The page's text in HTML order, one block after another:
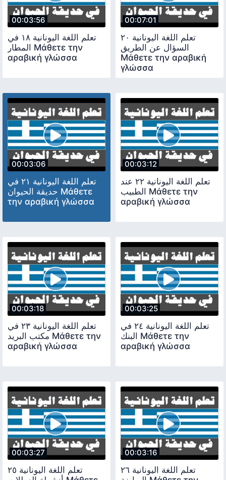
00:03:56
تعلم اللغة اليونانية ١٨ في
المطار Μάθετε την
αραβική γλώσσα
00:07:01
تعلم اللغة اليونانية ٢٠
السؤال عن الطريق
Μάθετε την αραβική
γλώσσα
00:03:06
تعلم اللغة اليونانية ٢١ في
حديقة الحيوان Μάθετε
την αραβική γλώσσα
00:03:12
تعلم اللغة اليونانية ٢٢ عند
الطبيب Μάθετε την
αραβική γλώσσα
00:03:18
تعلم اللغة اليونانية ٢٣ في
مكتب البريد Μάθετε την
αραβική γλώσσα
00:03:25
تعلم اللغة اليونانية ٢٤ في
البنك Μάθετε την
αραβική γλώσσα
00:03:27
تعلم اللغة اليونانية ٢٥
00:03:16
تعلم اللغة اليونانية ٢٦